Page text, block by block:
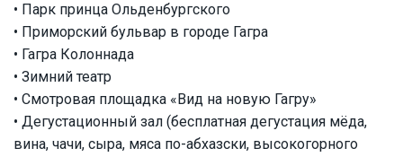
• Парк принца Ольденбургского
• Приморский бульвар в городе Гагра
• Гагра Колоннада
• Зимний театр
• Смотровая площадка «Вид на новую Гагру»
• Дегустационный зал (бесплатная дегустация мёда,
вина, чачи, сыра, мяса по-абхазски, высокогорного